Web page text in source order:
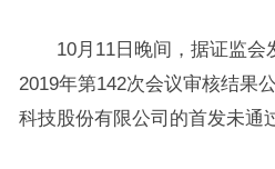
10月11日晚间，据证监会
2019年第142次会议审核结果
科技股份有限公司的首发未通